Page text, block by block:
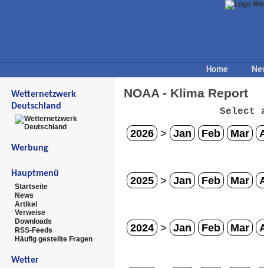
Home
Wetternetzwerk
Deutschland
Werbung
Hauptmenü
Startseite
News
Artikel
Verweise
Downloads
RSS-Feeds
Häufig gestellte Fragen
Wetter
NOAA - Klima Report
Select
2026 > Jan Feb Mar
2025 > Jan Feb Mar
2024 > Jan Feb Mar